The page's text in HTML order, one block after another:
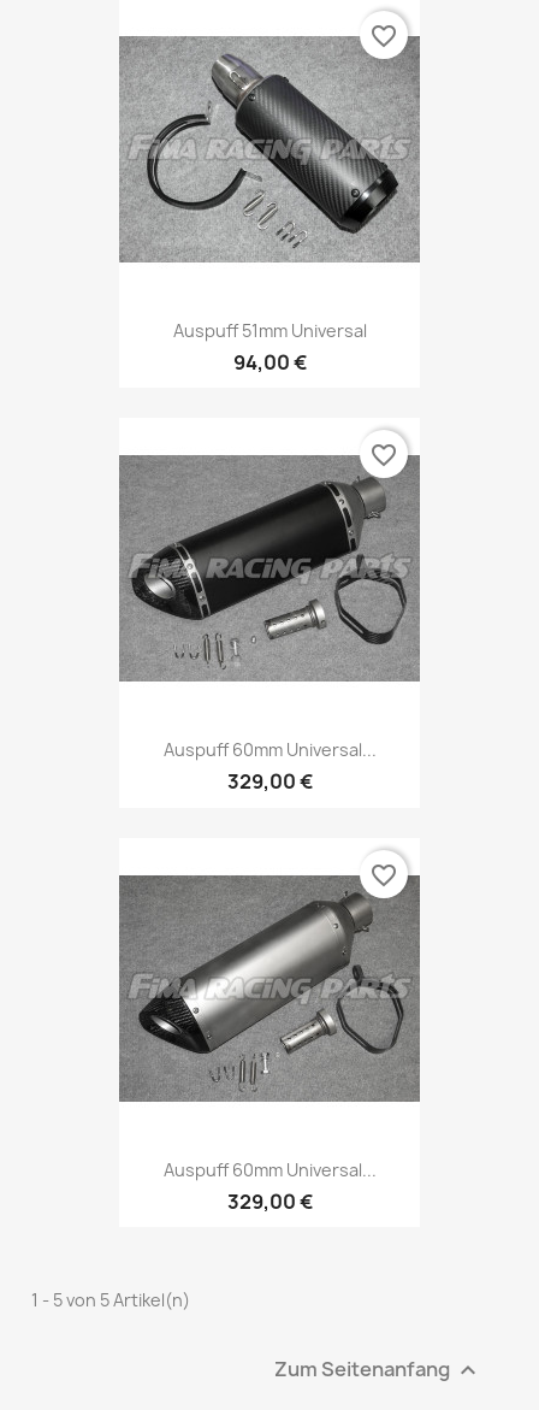
Auspuff 51mm Universal
94,00 €
favorite_border
Auspuff 60mm Universal...
329,00 €
favorite_border
Auspuff 60mm Universal...
329,00 €
favorite_border
1 - 5 von 5 Artikel(n)
Zum Seitenanfang 